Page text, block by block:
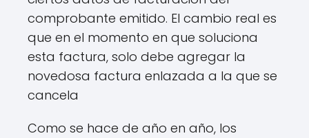
comprobante emitido. El cambio real es
que en el momento en que soluciona
esta factura, solo debe agregar la
novedosa factura enlazada a la que se
cancela
Como se hace de año en año, los